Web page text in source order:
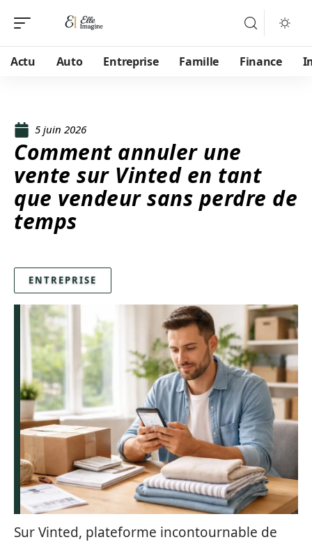
Actu Auto Entreprise Famille Finance
5 juin 2026
Comment annuler une
vente sur Vinted en tant
que vendeur sans perdre de
temps
ENTREPRISE
Sur Vinted, plateforme incontournable de